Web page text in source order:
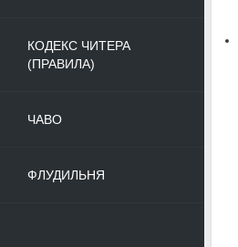
КОДЕКС ЧИТЕРА
(ПРАВИЛА)
ЧАВО
ФЛУДИЛЬНЯ